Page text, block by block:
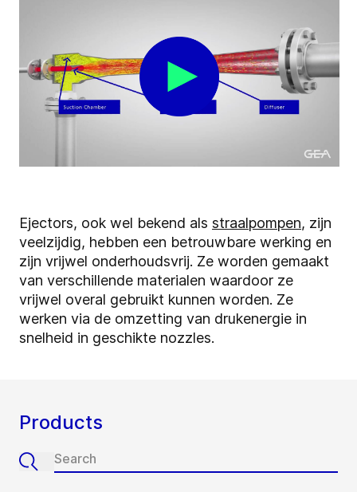
Ejectors, ook wel bekend als straalpompen, zijn
veelzijdig, hebben een betrouwbare werking en
zijn vrijwel onderhoudsvrij. Ze worden gemaakt
van verschillende materialen waardoor ze
vrijwel overal gebruikt kunnen worden. Ze
werken via de omzetting van drukenergie in
snelheid in geschikte nozzles.
Products